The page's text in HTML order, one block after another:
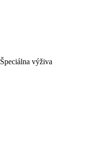
Špeciálna výživa